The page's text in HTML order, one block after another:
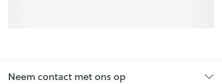
Neem contact met ons op